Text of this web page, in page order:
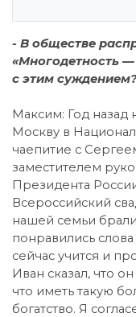
- В обществе
«Многодетность
с этим
Максим: Год назад
Москву в
чаепитие с
заместителем
Президента
Всероссийский
нашей семьи
понравились
сейчас учится и
Иван сказал, что
что иметь такую
богатство. Я